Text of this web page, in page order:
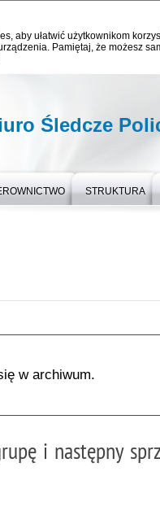
aby ułatwić użytkownikom
Pamiętaj, że możesz
Śledcze
STRUKTURA
w archiwum.
i następny